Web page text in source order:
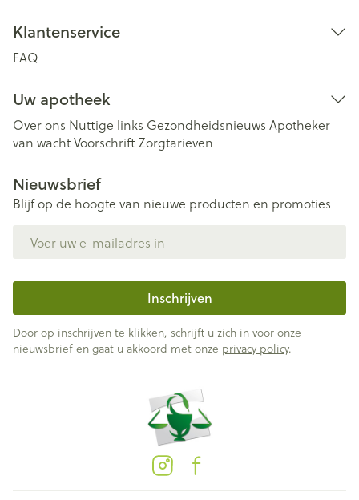
Klantenservice
FAQ
Uw apotheek
Over ons Nuttige links Gezondheidsnieuws Apotheker
van wachtVoorschriftZorgtarieven
Nieuwsbrief
Blijf op de hoogte van nieuwe producten en promoties
Inschrijven
Door op inschrijven te klikken, schrijft u zich in voor onze
nieuwsbrief en gaat u akkoord met onze privacy policy.